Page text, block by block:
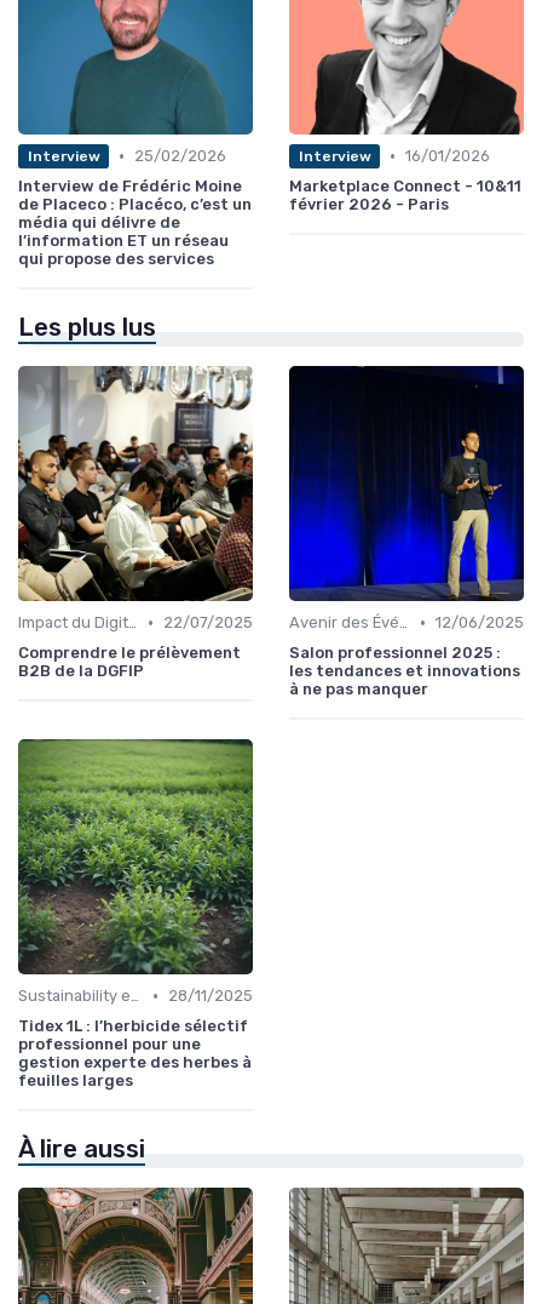
Interview •
25/02/2026
Interview de Frédéric Moine
de Placeco : Placéco, c’est un
média qui délivre de
l’information ET un réseau
qui propose des services
Interview • 16/01/2026
Marketplace Connect - 10&11
février 2026 - Paris
Les plus lus
Impact du Digital sur l'Événementiel B2B •
22/07/2025
Comprendre le prélèvement
B2B de la DGFIP
Avenir des Événements B2B • 12/06/2025
Salon professionnel 2025 :
les tendances et innovations
à ne pas manquer
Sustainability et Événements Écoresponsables •
28/11/2025
Tidex 1L : l’herbicide sélectif
professionnel pour une
gestion experte des herbes à
feuilles larges
À lire aussi